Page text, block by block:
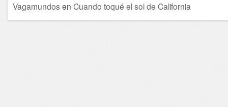
Vagamundos en Cuando toqué el sol de California